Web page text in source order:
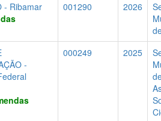
- Ribamar
001290 2026
-
000249 2025